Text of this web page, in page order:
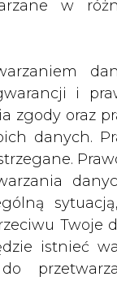
w
i
zgody oraz
danych.
Twoje
istnieć
HEW.
nie
o
i
zgadza się na
LLM.